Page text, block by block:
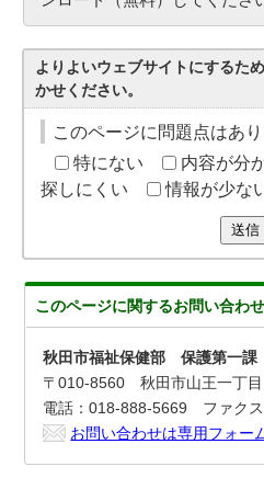
よりよいウェブサイトにするた
かせください。
このページに問題点はあ
特にない
内容が分
探しにくい
情報が少な
送信
このページに関するお問い合わせ
秋田市福祉保健部 保護第一課
〒010-8560 秋田市山王一丁
電話：018-888-5669 ファク
お問い合わせは専用フォー